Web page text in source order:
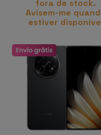
fora de stock.
Avisem-me
estiver